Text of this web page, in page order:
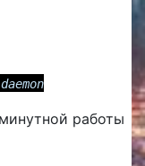
работы